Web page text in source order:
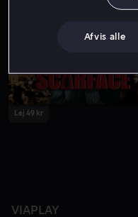
Lej 49 kr
VIAPLAY
Afvis alle